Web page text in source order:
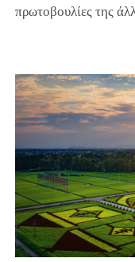
πρωτοβουλίες της